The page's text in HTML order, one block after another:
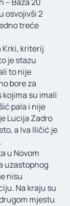
osvojivši 2
treće
Krki, kriterij
je stazu
to nije
bore za
kojima su imali
pala i nije
Lucija Zadro
a Iva Iličić je
u Novom
uzastopnog
nisu
Na kraju su
mjestu